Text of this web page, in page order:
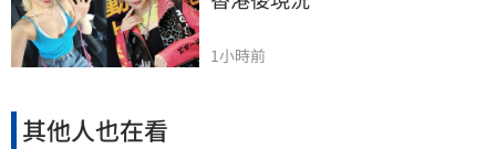
1小時前
其他人也在看